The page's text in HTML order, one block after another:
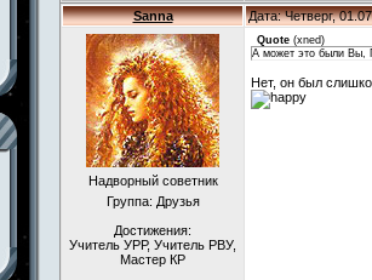
Sanna Дата: Четверг,
Надворный советник
Группа: Друзья
Достижения:
Учитель УРР, Учитель РВУ,
Мастер КР
Quote (xned)
А может это были Вы,
Нет, он был